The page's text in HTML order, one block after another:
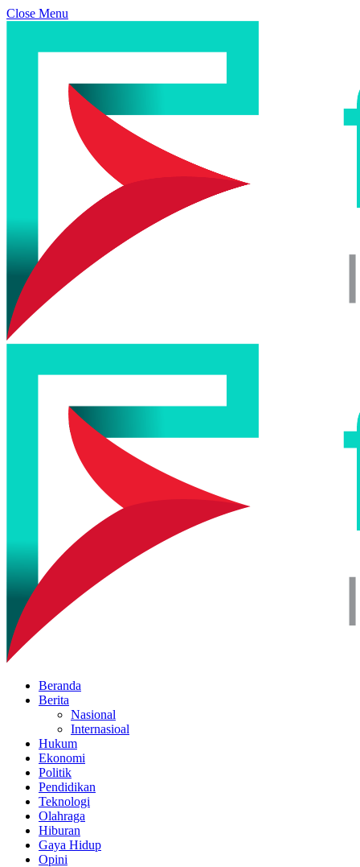
Close Menu
Beranda
Berita
Nasional
Internasioal
Hukum
Ekonomi
Politik
Pendidikan
Teknologi
Olahraga
Hiburan
Gaya Hidup
Opini